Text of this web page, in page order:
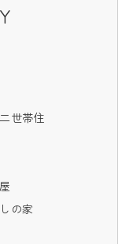
世帯住
の家